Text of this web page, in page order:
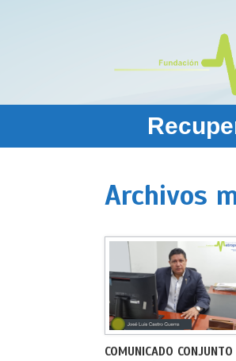
Archivos
COMUNICADO